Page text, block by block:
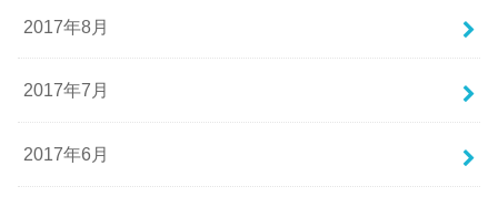
2017年8月
2017年7月
2017年6月